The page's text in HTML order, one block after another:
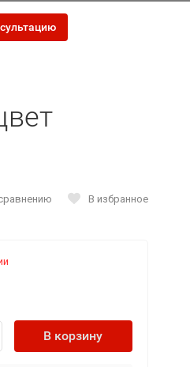
В избранное
В корзину